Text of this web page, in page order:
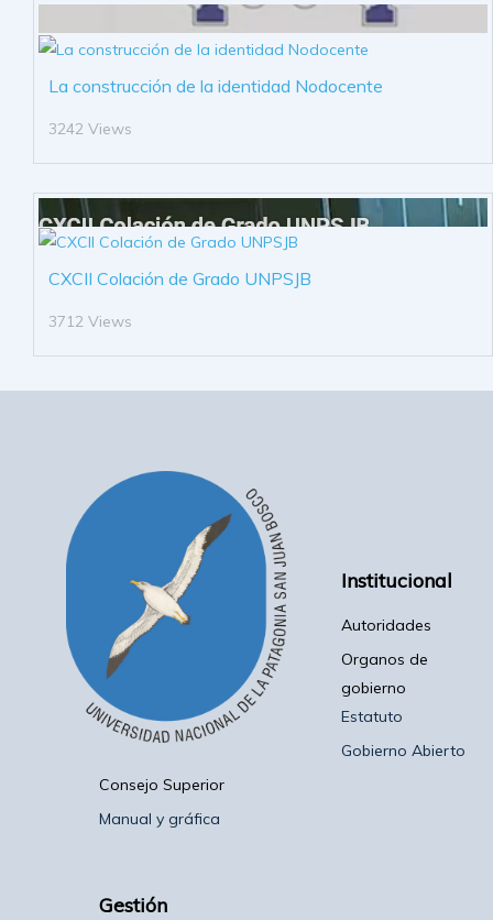
La construcción de la identidad Nodocente
3242 Views
CXCII Colación de Grado UNPSJB
3712 Views
Institucional
Autoridades
Organos de
gobierno
Estatuto
Gobierno Abierto
Consejo Superior
Manual y gráfica
Gestión